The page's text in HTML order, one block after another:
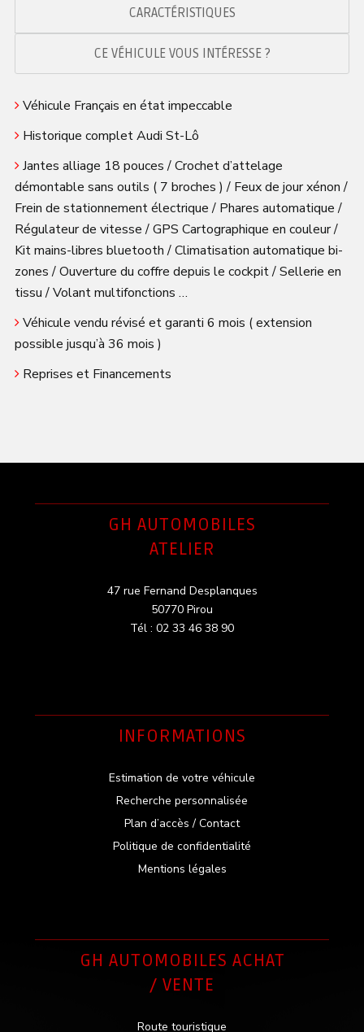
CARACTÉRISTIQUES
CE VÉHICULE VOUS INTÉRESSE ?
Véhicule Français en état impeccable
Historique complet Audi St-Lô
Jantes alliage 18 pouces / Crochet d’attelage
démontable sans outils ( 7 broches ) / Feux de jour xénon /
Frein de stationnement électrique / Phares automatique /
Régulateur de vitesse / GPS Cartographique en couleur /
Kit mains-libres bluetooth / Climatisation automatique bi-
zones / Ouverture du coffre depuis le cockpit / Sellerie en
tissu / Volant multifonctions …
Véhicule vendu révisé et garanti 6 mois ( extension
possible jusqu’à 36 mois )
Reprises et Financements
GH AUTOMOBILES
ATELIER
47 rue Fernand Desplanques
50770 Pirou
Tél : 02 33 46 38 90
INFORMATIONS
Estimation de votre véhicule
Recherche personnalisée
Plan d’accès / Contact
Politique de confidentialité
Mentions légales
GH AUTOMOBILES ACHAT
/ VENTE
Route touristique